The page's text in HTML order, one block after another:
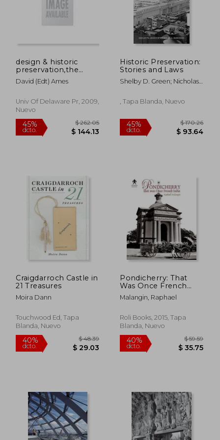
dcto. $ 59.52 dcto.
design & historic
preservation,the
challenge of
compatibility
David (edt) Ames
Univ Of Delaware Pr, 2009,
Nuevo
45%
dcto. $ 144.13
Historic Preservation:
Stories and Laws
Shelby D. Green; Nicholas
, Tapa Blanda, Nuevo
45%
dcto. $
Craigdarroch Castle in
21 Treasures
Moira Dann
Touchwood Ed, Tapa
Blanda, Nuevo
Pondicherry: That
Was Once French
India (en Inglés)
Malangin, Raphael
Roli Books, 2015, Tapa
Blanda, Nuevo